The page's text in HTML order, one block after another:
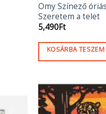
Omy Színező
Szeretem a telet
5,490Ft
KOSÁRBA TESZEM